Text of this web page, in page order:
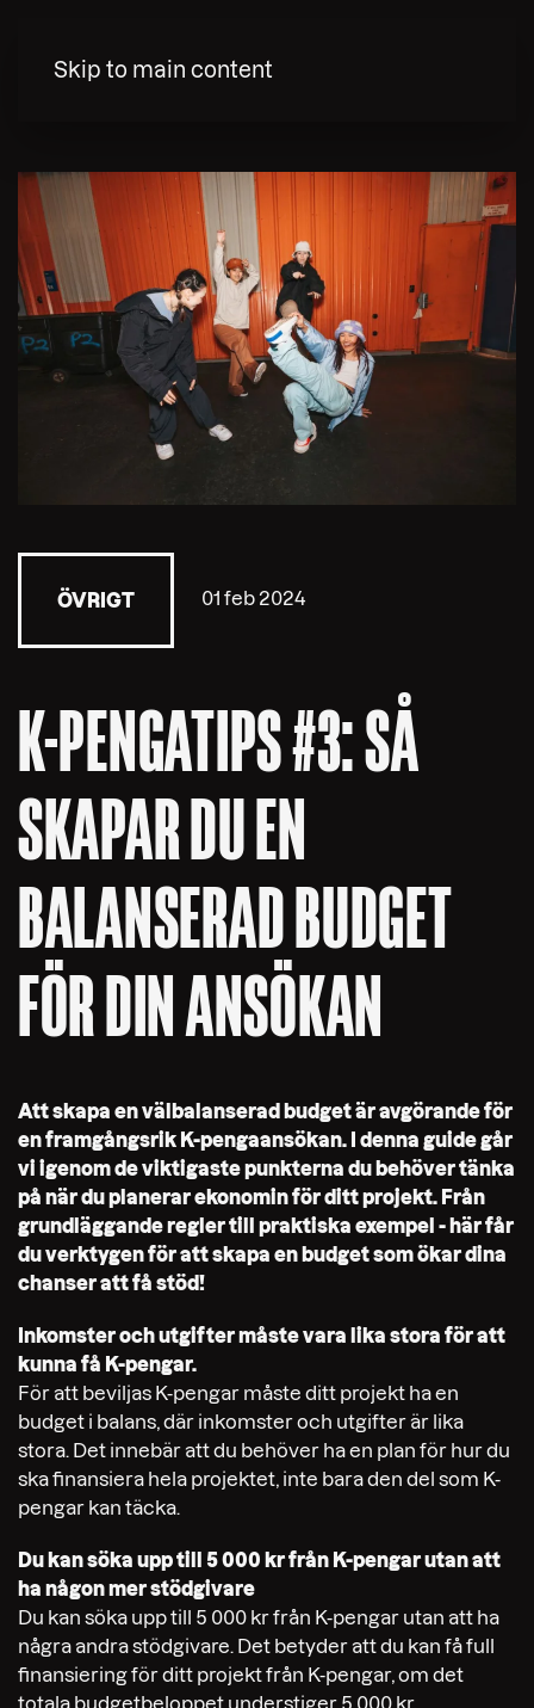
Skip to main content
ÖVRIGT 01 feb 2024
K-PENGATIPS #3: SÅ
SKAPAR DU EN
BALANSERAD BUDGET
FÖR DIN ANSÖKAN
Att skapa en välbalanserad budget är avgörande för
en framgångsrik K-pengaansökan. I denna guide går
vi igenom de viktigaste punkterna du behöver tänka
på när du planerar ekonomin för ditt projekt. Från
grundläggande regler till praktiska exempel - här får
du verktygen för att skapa en budget som ökar dina
chanser att få stöd!
Inkomster och utgifter måste vara lika stora för att
kunna få K-pengar.
För att beviljas K-pengar måste ditt projekt ha en
budget i balans, där inkomster och utgifter är lika
stora. Det innebär att du behöver ha en plan för hur du
ska finansiera hela projektet, inte bara den del som K-
pengar kan täcka.
Du kan söka upp till 5 000 kr från K-pengar utan att
ha någon mer stödgivare
Du kan söka upp till 5 000 kr från K-pengar utan att ha
några andra stödgivare. Det betyder att du kan få full
finansiering för ditt projekt från K-pengar, om det
totala budgetbeloppet understiger 5 000 kr.